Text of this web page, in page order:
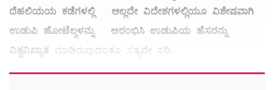
ದೆಹಲಿಯಯ ಕಡೆಗಳಲ್ಲಿ ಅಲ್ಲದೇ ವಿದೇಶಗಳಲ್ಲಿಯೂ ವಿಶೇಷವಾಗಿ
ಉಡುಪಿ ಹೋಟೆಲ್ಗಳನ್ನು ಆರಂಭಿಸಿ ಉಡುಪಿಯ ಹೆಸರನ್ನು
ವಿಶ್ವವಿಖ್ಯಾತ ಮಾಡಿರುವುದಂತೂ ಸತ್ಯವೇ ಸರಿ.